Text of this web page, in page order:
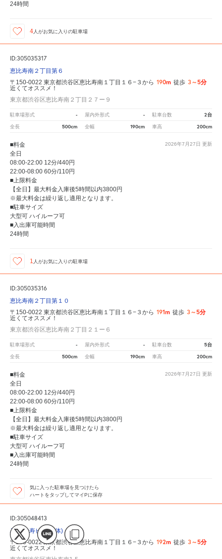
24時間
4人がお気に入りの駐車場
ID:305035317
恵比寿南２丁目第６
〒150-0022 東京都渋谷区恵比寿南１丁目１６−３から 190m 徒歩 3～5分
近くてオススメ！
東京都渋谷区恵比寿南２丁目２７ー９
駐車場形式 - 屋内外形式 - 駐車台数 2台
全長 500cm 全幅 190cm 車高 200cm
2026年7月27日 更新
■料金
全日
08:00-22:00 12分/440円
22:00-08:00 60分/110円
■上限料金
【全日】最大料金入庫後5時間以内3800円
※最大料金は繰り返し適用となります。
■駐車サイズ
大型可 ハイルーフ可
■入出庫可能時間
24時間
1 人がお気に入りの駐車場
ID:305035316
恵比寿南２丁目第１０
〒150-0022 東京都渋谷区恵比寿南１丁目１６−３から 191m 徒歩 3～5分
近くてオススメ！
東京都渋谷区恵比寿南２丁目２１ー６
駐車場形式 - 屋内外形式 - 駐車台数 5台
全長 500cm 全幅 190cm 車高 200cm
2026年7月27日 更新
■料金
全日
08:00-22:00 12分/440円
22:00-08:00 60分/110円
■上限料金
【全日】最大料金入庫後5時間以内3800円
※最大料金は繰り返し適用となります。
■駐車サイズ
大型可 ハイルーフ可
■入出庫可能時間
24時間
気に入った駐車場を見つけたら
ハートをタップしてマイPに保存
ID:305048413
JR恵比寿ビル(立体)
〒150-0022 東京都渋谷区恵比寿南１丁目１６−３から 192m 徒歩 3～5分
近くてオススメ！